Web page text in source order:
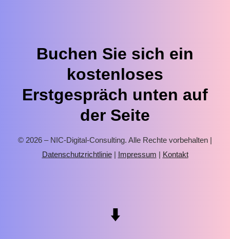
Buchen Sie sich ein
kostenloses
Erstgespräch unten auf
der Seite
© 2026 – NIC-Digital-Consulting. Alle Rechte vorbehalten |
Datenschutzrichtlinie| Impressum | Kontakt
⬇️